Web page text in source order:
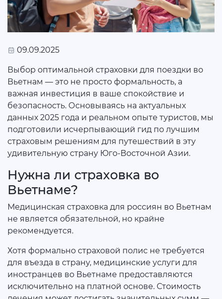
09.09.2025
Выбор оптимальной страховки для поездки во
Вьетнам — это не просто формальность, а
важная инвестиция в ваше спокойствие и
безопасность. Основываясь на актуальных
данных 2025 года и реальном опыте туристов, мы
подготовили исчерпывающий гид по лучшим
страховым решениям для путешествий в эту
удивительную страну Юго-Восточной Азии.
Нужна ли страховка во
Вьетнаме?
Медицинская страховка для россиян во Вьетнам
не является обязательной, но крайне
рекомендуется.
Хотя формально страховой полис не требуется
для въезда в страну, медицинские услуги для
иностранцев во Вьетнаме предоставляются
исключительно на платной основе. Стоимость